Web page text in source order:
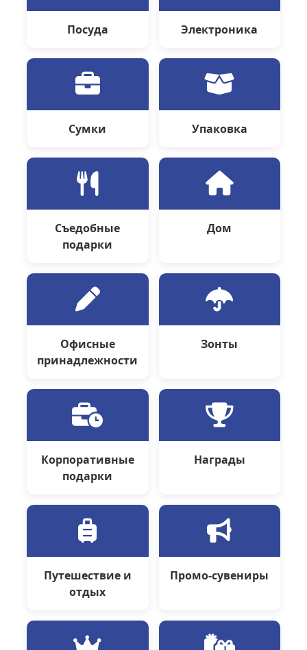
Посуда Электроника
Сумки Упаковка
Съедобные
подарки
Дом
Офисные
принадлежности
Зонты
Корпоративные
подарки
Награды
Путешествие и
отдых
Промо-сувениры